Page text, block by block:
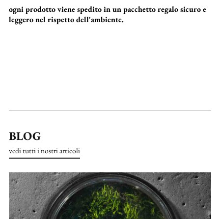
ogni prodotto viene spedito in un pacchetto regalo sicuro e
leggero nel rispetto dell'ambiente.
BLOG
vedi tutti i nostri articoli